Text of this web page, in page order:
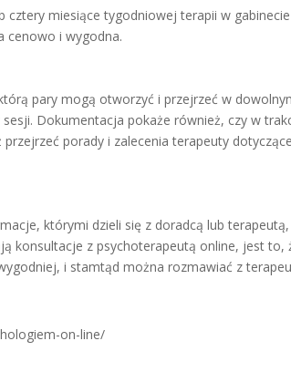
cztery miesiące tygodniowej terapii w gabinecie
cenowo i wygodna.
pary mogą otworzyć i przejrzeć w
Dokumentacja pokaże również, czy w
porady i zalecenia terapeuty dotyczące
którymi dzieli się z doradcą lub terapeutą,
konsultacje z psychoterapeutą online, jest to,
i stamtąd można rozmawiać z
on-line/